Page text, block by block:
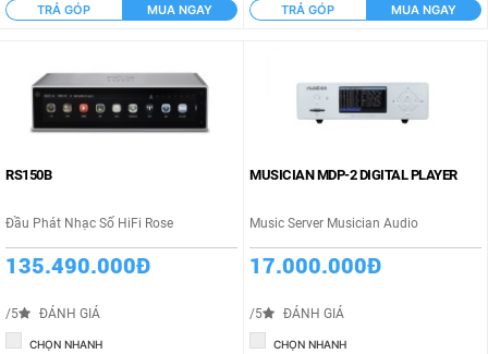
TRẢ GÓP MUA NGAY TRẢ GÓP MUA NGAY
RS150B
Đầu Phát Nhạc Số HiFi Rose
135.490.000Đ
/5 ĐÁNH GIÁ
CHỌN NHANH
MUSICIAN MDP-2 DIGITAL PLAYER
Music Server Musician Audio
17.000.000Đ
/5 ĐÁNH GIÁ
CHỌN NHANH